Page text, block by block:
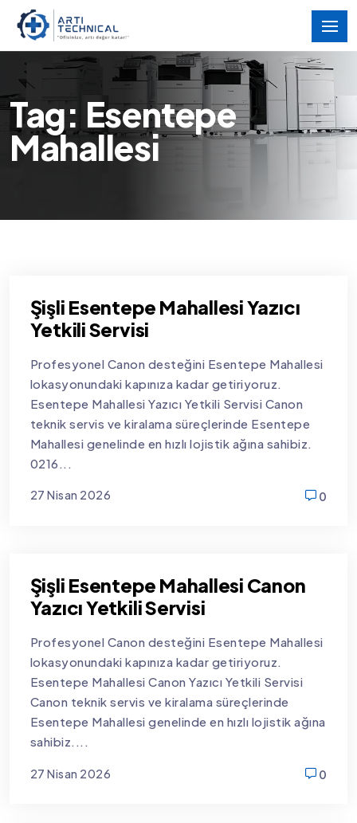
Tag: Esentepe
Mahallesi
Şişli Esentepe Mahallesi Yazıcı
Yetkili Servisi
Profesyonel Canon desteğini Esentepe Mahallesi
lokasyonundaki kapınıza kadar getiriyoruz.
Esentepe Mahallesi Yazıcı Yetkili Servisi Canon
teknik servis ve kiralama süreçlerinde Esentepe
Mahallesi genelinde en hızlı lojistik ağına sahibiz.
0216...
27 Nisan 2026
0
Şişli Esentepe Mahallesi Canon
Yazıcı Yetkili Servisi
Profesyonel Canon desteğini Esentepe Mahallesi
lokasyonundaki kapınıza kadar getiriyoruz.
Esentepe Mahallesi Canon Yazıcı Yetkili Servisi
Canon teknik servis ve kiralama süreçlerinde
Esentepe Mahallesi genelinde en hızlı lojistik ağına
sahibiz....
27 Nisan 2026
0